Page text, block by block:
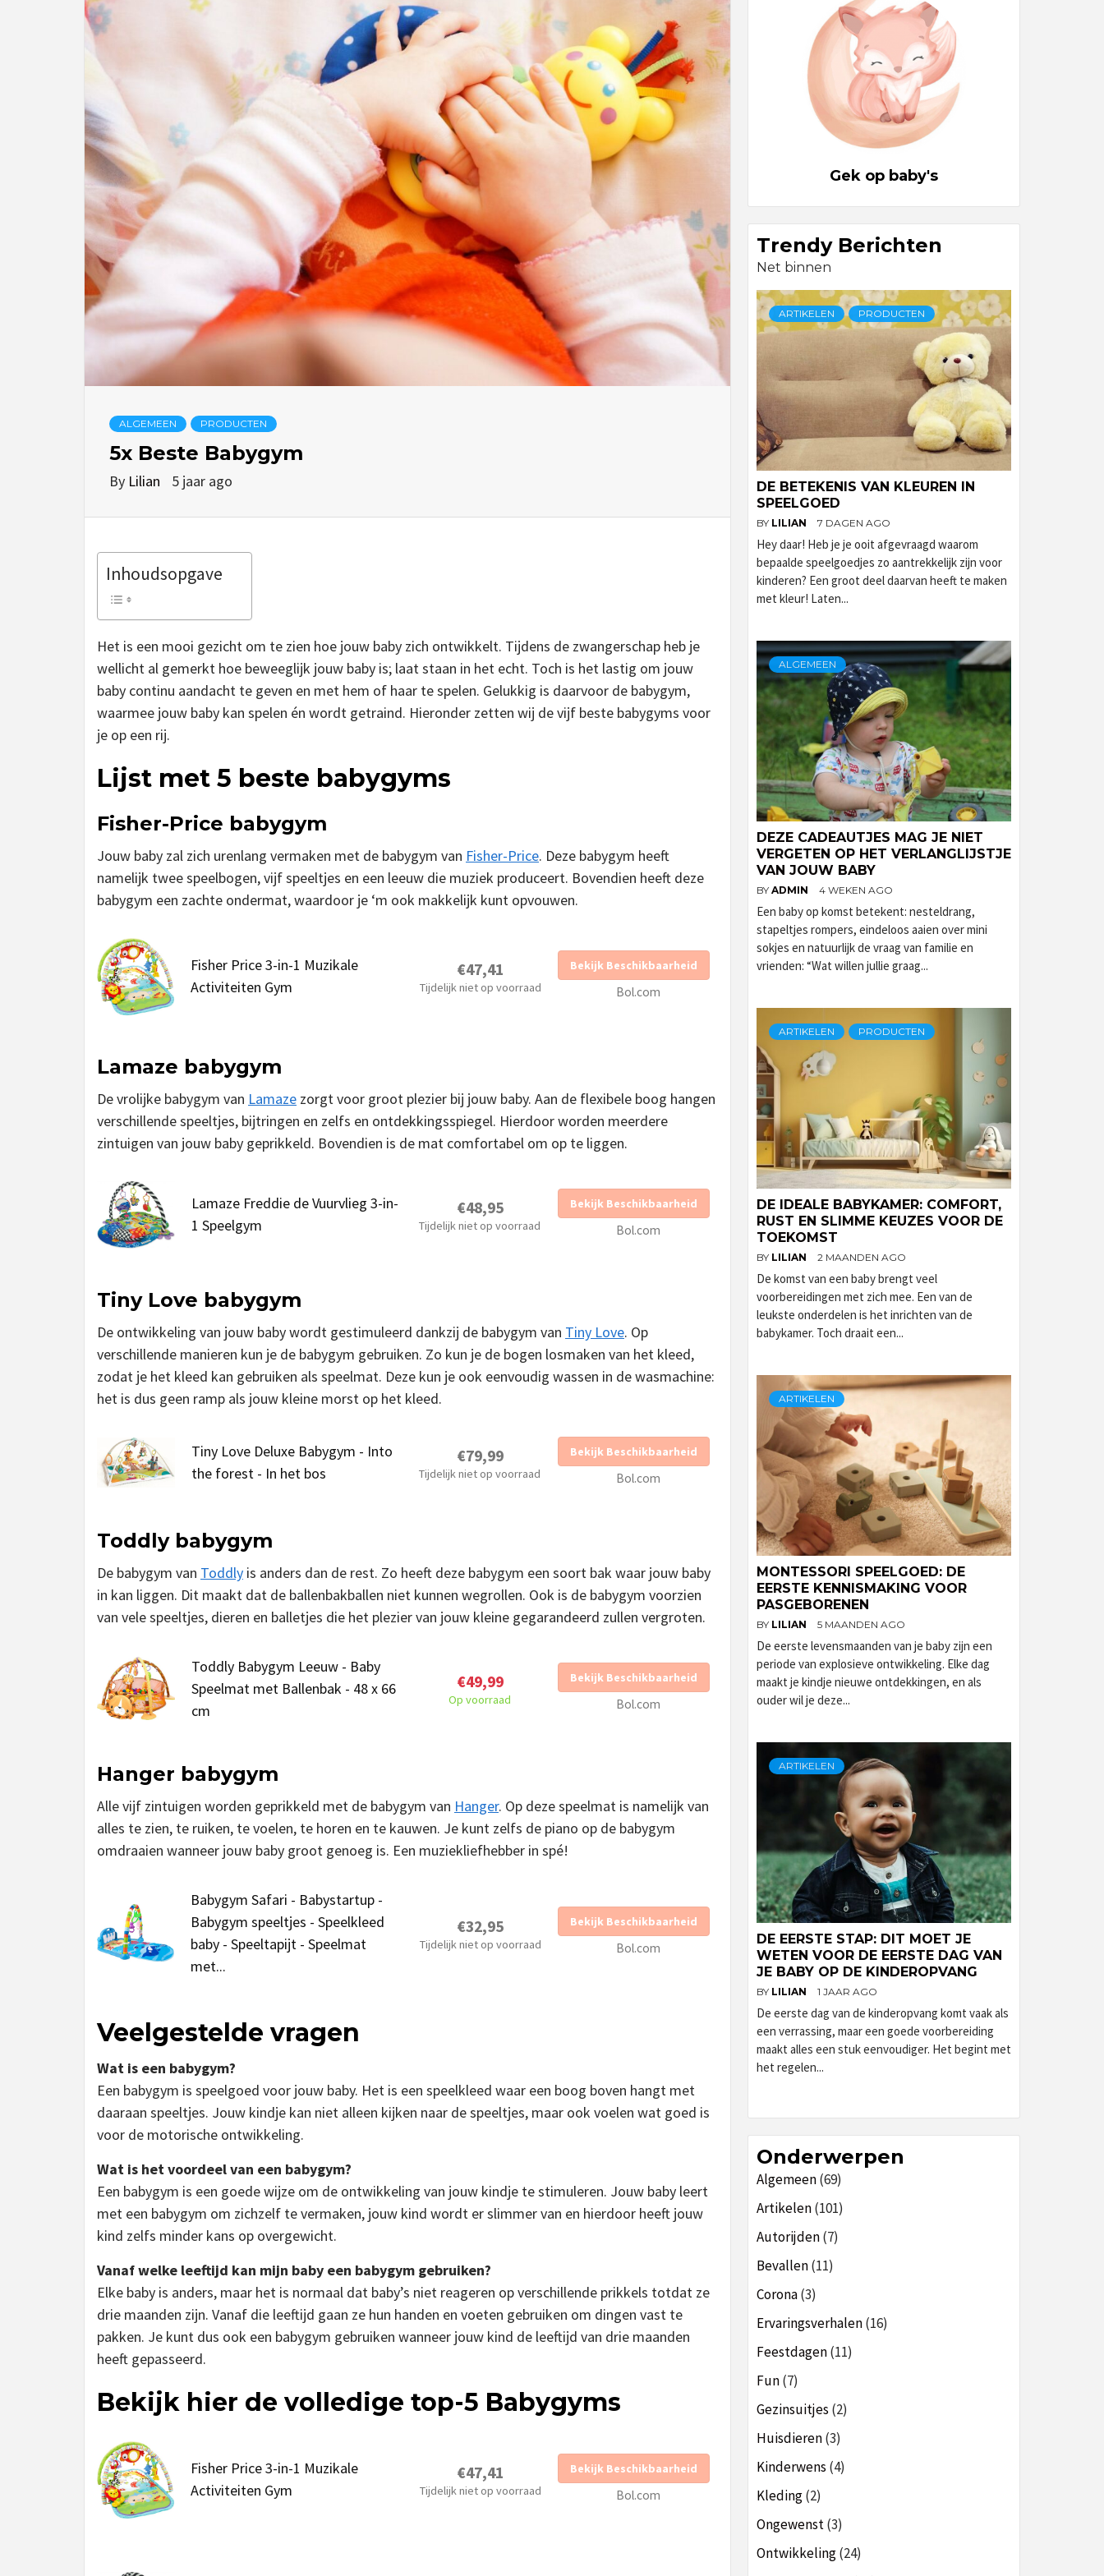
ALGEMEEN PRODUCTEN
5x Beste Babygym
By Lilian 5 jaar ago
Inhoudsopgave
Het is een mooi gezicht om te zien hoe jouw baby zich ontwikkelt. Tijdens de zwangerschap heb je
wellicht al gemerkt hoe beweeglijk jouw baby is; laat staan in het echt. Toch is het lastig om jouw
baby continu aandacht te geven en met hem of haar te spelen. Gelukkig is daarvoor de babygym,
waarmee jouw baby kan spelen én wordt getraind. Hieronder zetten wij de vijf beste babygyms voor
je op een rij.
Lijst met 5 beste babygyms
Fisher-Price babygym
Jouw baby zal zich urenlang vermaken met de babygym van Fisher-Price. Deze babygym heeft
namelijk twee speelbogen, vijf speeltjes en een leeuw die muziek produceert. Bovendien heeft deze
babygym een zachte ondermat, waardoor je ‘m ook makkelijk kunt opvouwen.
Fisher Price 3-in-1 Muzikale
Activiteiten Gym
€47,41
Tijdelijk niet op voorraad
Bekijk Beschikbaarheid
Bol.com
Lamaze babygym
De vrolijke babygym van Lamaze zorgt voor groot plezier bij jouw baby. Aan de flexibele boog hangen
verschillende speeltjes, bijtringen en zelfs en ontdekkingsspiegel. Hierdoor worden meerdere
zintuigen van jouw baby geprikkeld. Bovendien is de mat comfortabel om op te liggen.
Lamaze Freddie de Vuurvlieg 3-in-
1 Speelgym
€48,95
Tijdelijk niet op voorraad
Bekijk Beschikbaarheid
Bol.com
Tiny Love babygym
De ontwikkeling van jouw baby wordt gestimuleerd dankzij de babygym van Tiny Love. Op
verschillende manieren kun je de babygym gebruiken. Zo kun je de bogen losmaken van het kleed,
zodat je het kleed kan gebruiken als speelmat. Deze kun je ook eenvoudig wassen in de wasmachine:
het is dus geen ramp als jouw kleine morst op het kleed.
Tiny Love Deluxe Babygym - Into
the forest - In het bos
€79,99
Tijdelijk niet op voorraad
Bekijk Beschikbaarheid
Bol.com
Toddly babygym
De babygym van Toddly is anders dan de rest. Zo heeft deze babygym een soort bak waar jouw baby
in kan liggen. Dit maakt dat de ballenbakballen niet kunnen wegrollen. Ook is de babygym voorzien
van vele speeltjes, dieren en balletjes die het plezier van jouw kleine gegarandeerd zullen vergroten.
Toddly Babygym Leeuw - Baby
Speelmat met Ballenbak - 48 x 66
cm
€49,99
Op voorraad
Bekijk Beschikbaarheid
Bol.com
Hanger babygym
Alle vijf zintuigen worden geprikkeld met de babygym van Hanger. Op deze speelmat is namelijk van
alles te zien, te ruiken, te voelen, te horen en te kauwen. Je kunt zelfs de piano op de babygym
omdraaien wanneer jouw baby groot genoeg is. Een muziekliefhebber in spé!
Babygym Safari - Babystartup -
Babygym speeltjes - Speelkleed
baby - Speeltapijt - Speelmat
met...
€32,95
Tijdelijk niet op voorraad
Bekijk Beschikbaarheid
Bol.com
Veelgestelde vragen
Wat is een babygym?
Een babygym is speelgoed voor jouw baby. Het is een speelkleed waar een boog boven hangt met
daaraan speeltjes. Jouw kindje kan niet alleen kijken naar de speeltjes, maar ook voelen wat goed is
voor de motorische ontwikkeling.
Wat is het voordeel van een babygym?
Een babygym is een goede wijze om de ontwikkeling van jouw kindje te stimuleren. Jouw baby leert
met een babygym om zichzelf te vermaken, jouw kind wordt er slimmer van en hierdoor heeft jouw
kind zelfs minder kans op overgewicht.
Vanaf welke leeftijd kan mijn baby een babygym gebruiken?
Elke baby is anders, maar het is normaal dat baby’s niet reageren op verschillende prikkels totdat ze
drie maanden zijn. Vanaf die leeftijd gaan ze hun handen en voeten gebruiken om dingen vast te
pakken. Je kunt dus ook een babygym gebruiken wanneer jouw kind de leeftijd van drie maanden
heeft gepasseerd.
Bekijk hier de volledige top-5 Babygyms
Fisher Price 3-in-1 Muzikale
Activiteiten Gym
€47,41
Tijdelijk niet op voorraad
Bekijk Beschikbaarheid
Bol.com
Gek op baby's
Trendy Berichten
Net binnen
ARTIKELEN PRODUCTEN
DE BETEKENIS VAN KLEUREN IN
SPEELGOED
BY LILIAN 7 DAGEN AGO
Hey daar! Heb je je ooit afgevraagd waarom
bepaalde speelgoedjes zo aantrekkelijk zijn voor
kinderen? Een groot deel daarvan heeft te maken
met kleur! Laten...
ALGEMEEN
DEZE CADEAUTJES MAG JE NIET
VERGETEN OP HET VERLANGLIJSTJE
VAN JOUW BABY
BY ADMIN 4 WEKEN AGO
Een baby op komst betekent: nesteldrang,
stapeltjes rompers, eindeloos aaien over mini
sokjes en natuurlijk de vraag van familie en
vrienden: “Wat willen jullie graag...
ARTIKELEN PRODUCTEN
DE IDEALE BABYKAMER: COMFORT,
RUST EN SLIMME KEUZES VOOR DE
TOEKOMST
BY LILIAN 2 MAANDEN AGO
De komst van een baby brengt veel
voorbereidingen met zich mee. Een van de
leukste onderdelen is het inrichten van de
babykamer. Toch draait een...
ARTIKELEN
MONTESSORI SPEELGOED: DE
EERSTE KENNISMAKING VOOR
PASGEBORENEN
BY LILIAN 5 MAANDEN AGO
De eerste levensmaanden van je baby zijn een
periode van explosieve ontwikkeling. Elke dag
maakt je kindje nieuwe ontdekkingen, en als
ouder wil je deze...
ARTIKELEN
DE EERSTE STAP: DIT MOET JE
WETEN VOOR DE EERSTE DAG VAN
JE BABY OP DE KINDEROPVANG
BY LILIAN 1 JAAR AGO
De eerste dag van de kinderopvang komt vaak als
een verrassing, maar een goede voorbereiding
maakt alles een stuk eenvoudiger. Het begint met
het regelen...
Onderwerpen
Algemeen(69)
Artikelen(101)
Autorijden(7)
Bevallen(11)
Corona(3)
Ervaringsverhalen(16)
Feestdagen(11)
Fun(7)
Gezinsuitjes (2)
Huisdieren(3)
Kinderwens (4)
Kleding(2)
Ongewenst(3)
Ontwikkeling(24)